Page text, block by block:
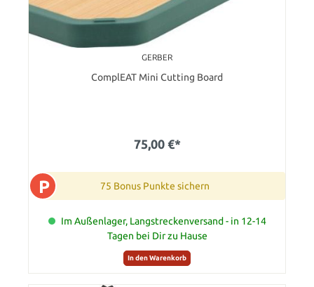
GERBER
ComplEAT Mini Cutting Board
75,00 €*
P 75 Bonus Punkte sichern
Im Außenlager, Langstreckenversand - in 12-14
Tagen bei Dir zu Hause
In den Warenkorb